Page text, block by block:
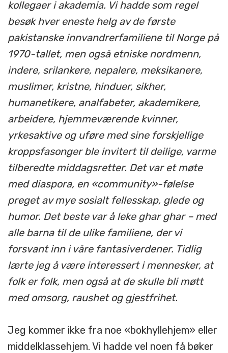
kollegaer i akademia. Vi hadde som regel
besøk hver eneste helg av de første
pakistanske innvandrerfamiliene til Norge på
1970-tallet, men også etniske nordmenn,
indere, srilankere, nepalere, meksikanere,
muslimer, kristne, hinduer, sikher,
humanetikere, analfabeter, akademikere,
arbeidere, hjemmeværende kvinner,
yrkesaktive og uføre med sine forskjellige
kroppsfasonger ble invitert til deilige, varme
tilberedte middagsretter. Det var et møte
med diaspora, en «community»-følelse
preget av mye sosialt fellesskap, glede og
humor. Det beste var å leke ghar ghar – med
alle barna til de ulike familiene, der vi
forsvant inn i våre fantasiverdener. Tidlig
lærte jeg å være interessert i mennesker, at
folk er folk, men også at de skulle bli møtt
med omsorg, raushet og gjestfrihet.
Jeg kommer ikke fra noe «bokhyllehjem» eller
middelklassehjem. Vi hadde vel noen få bøker